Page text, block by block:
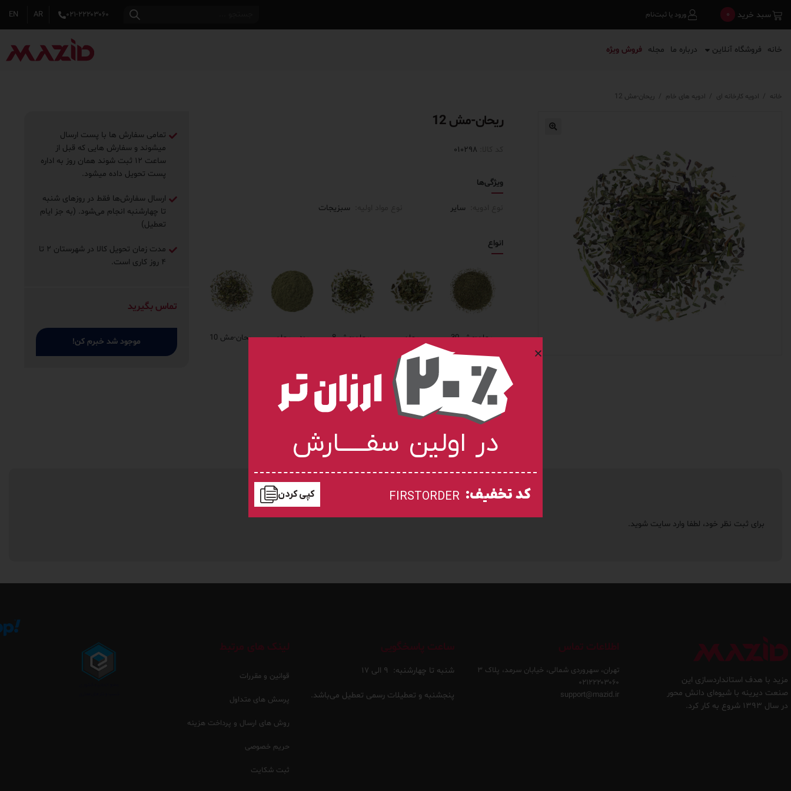
0 سبد خرید ورود یا ثبت‌نام ۰۲۱-۲۲۲۰۳۰۶۰ AR
EN
خانه فروشگاه آنلاین درباره ما مجله فروش ویژه
خانه / ادویه کارخانه ای / ادویه های خام / ریحان-مش 12
ریحان-مش 12
010298
انواع
ریحان-مش 30 ریحان ریحان-مش 8 پودر ریحان ریحان-مش 10
ویژگی‌ها
سایر سبزیجات
تمامی سفارش ها با پست ارسال
میشوند و سفارش هایی که قبل از
ساعت ۱۲ ثبت شوند همان روز به اداره
پست تحویل داده میشود.
ارسال سفارش‌ها فقط در روزهای شنبه
تا چهارشنبه انجام می‌شود. (به جز ایام
تعطیل)
مدت زمان تحویل کالا در شهرستان ۲ تا
۴ روز ‌کاری است.
تماس بگیرید
موجود شد خبرم کن!
برای ثبت نظر خود، لطفا وارد سایت شوید.
مزید با هدف استانداردسازی این
صنعت دیرینه با شیوه‌ای دانش محور
در سال ۱۳۹۳ شروع به کار کرد.
اطلاعات تماس
تهران، سهروردی شمالی، خیابان سرمد، پلاک ۳
۰۲۱۲۲۲۰۳۰۶۰
support@mazid.ir
ساعت پاسخگویی
شنبه تا چهارشنبه: ۹ الی ۱۷
پنجشنبه و تعطیلات رسمی تعطیل می‌باشد.
لینک های مرتبط
قوانین و مقررات
پرسش های متداول
روش های ارسال و پرداخت هزینه
حریم خصوصی
ثبت شکایت
در اولین سفـــــارش
کد تخفیف: FIRSTORDER کپی کردن